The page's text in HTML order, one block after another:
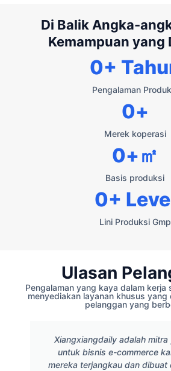
Di Balik Angka-
Kemampuan yang
Pengalaman
0+
Merek koperasi
0+
Basis produksi
0+㎡
Lini Produksi Gmp
0+
Ulasan
Pengalaman yang kaya dalam kerja
menyediakan layanan khusus
pelanggan yang
Xiangxiangdaily adalah
untuk bisnis e-commerce
mereka terjangkau dan dibuat